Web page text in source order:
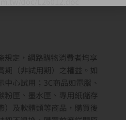
規定，網路購物消費者均享
期（非試用期）之權益。如
中心試用；3C商品如電腦、
粉匣、墨水匣、專用紙儲存
）及軟體類等商品，購買後